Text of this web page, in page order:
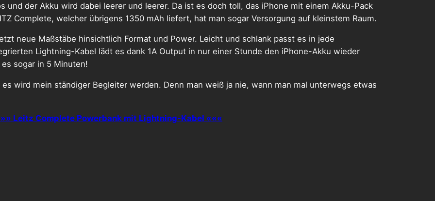
und der Akku wird dabei leerer und leerer. Da ist es doch toll, das iPhone mit einem Akku-Pack
Complete, welcher übrigens 1350 mAh liefert, hat man sogar Versorgung auf kleinstem Raum.
neue Maßstäbe hinsichtlich Format und Power. Leicht und schlank passt es in jede
Lightning-Kabel lädt es dank 1A Output in nur einer Stunde den iPhone-Akku wieder
sogar in 5 Minuten!
wird mein ständiger Begleiter werden. Denn man weiß ja nie, wann man mal unterwegs etwas
Leitz Complete Powerbank mit Lightning-Kabel «««